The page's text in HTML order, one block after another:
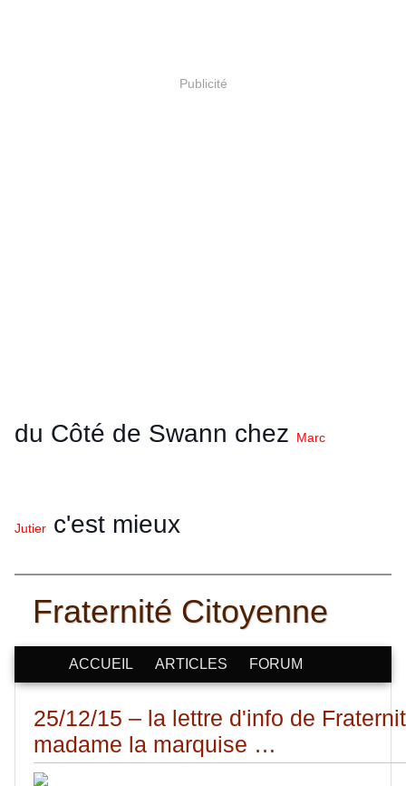
Publicité
du Côté de Swann chez Marc
Jutier c'est mieux
Fraternité Citoyenne
ACCUEIL ARTICLES FORUM
25/12/15 – la lettre d'info de
madame la marquise …